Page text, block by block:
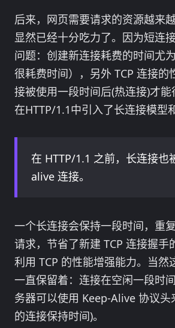
后来，网页需要请求的资源越来
显然已经十分吃力了。因为短连
问题：创建新连接耗费的时间尤
很耗费时间），另外 TCP 连接的
接被使用一段时间后(热连接)才
在HTTP/1.1中引入了长连接模型
在 HTTP/1.1 之前，长连接也
alive 连接。
一个长连接会保持一段时间，重
请求，节省了新建 TCP 连接握手
利用 TCP 的性能增强能力。当然
一直保留着：连接在空闲一段时
务器可以使用 Keep-Alive 协议头
的连接保持时间)。